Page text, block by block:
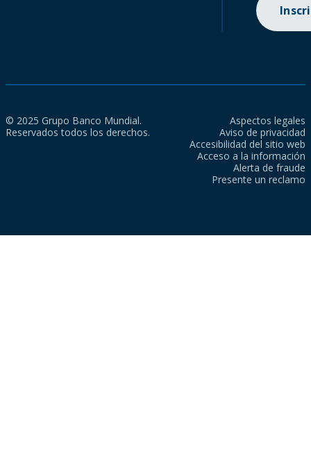
© 2025 Grupo Banco Mundial.
Reservados todos los derechos.
Aspectos legales
Aviso de privacidad
Accesibilidad del sitio web
Acceso a la información
Alerta de fraude
Presente un reclamo